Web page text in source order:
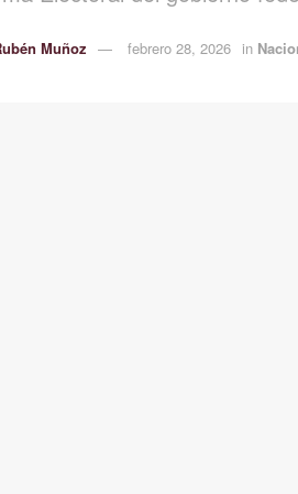
Muñoz febrero 28, 2026 in